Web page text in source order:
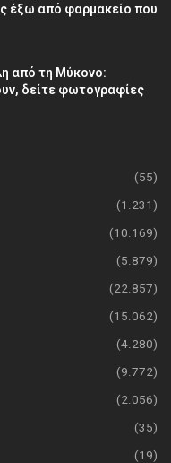
έξω από φαρμακείο που
από τη Μύκονο:
δείτε φωτογραφίες
(55)
(1.231)
(10.169)
(5.879)
(22.857)
(15.062)
(4.280)
(9.772)
(2.056)
(35)
(19)